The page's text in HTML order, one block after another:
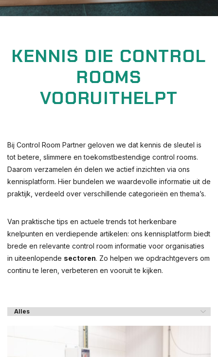
KENNIS DIE CONTROL
ROOMS
VOORUITHELPT
Bij Control Room Partner geloven we dat kennis de sleutel is
tot betere, slimmere en toekomstbestendige control rooms.
Daarom verzamelen én delen we actief inzichten via ons
kennisplatform. Hier bundelen we waardevolle informatie uit de
praktijk, verdeeld over verschillende categorieën en thema’s.
Van praktische tips en actuele trends tot herkenbare
knelpunten en verdiepende artikelen: ons kennisplatform biedt
brede en relevante control room informatie voor organisaties
in uiteenlopende sectoren. Zo helpen we opdrachtgevers om
continu te leren, verbeteren en vooruit te kijken.